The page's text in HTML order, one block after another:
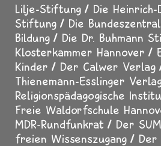
Lilje-Stiftung
Die Heinrich-
Stiftung
Die
Bildung
Die Dr. Buhmann
Klosterkammer Hannover
Kinder
Der Calwer Verlag
Thienemann-Esslinger
Religionspädagogische
Freie Waldorfschule
MDR-Rundfunkrat
Der
freien Wissenszugang